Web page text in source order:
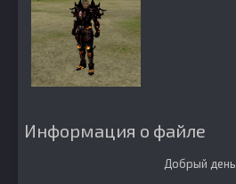
Информация о файле
Добрый день